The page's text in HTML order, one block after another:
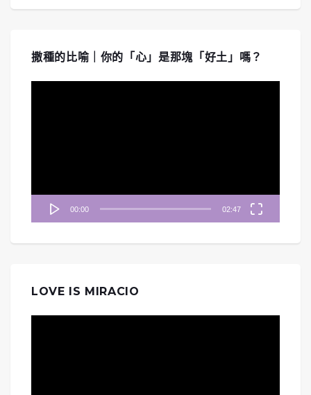
撒種的比喻｜你的「心」是那塊「好土」嗎？
00:00 02:47
LOVE IS MIRACIO